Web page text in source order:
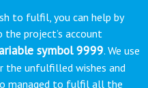
to fulfil, you can help by
project’s account
symbol 9999. We use
the unfulfilled wishes and
managed to fulfil all the